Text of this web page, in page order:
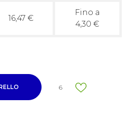
16,47 €
Fino a
4,30 €
6